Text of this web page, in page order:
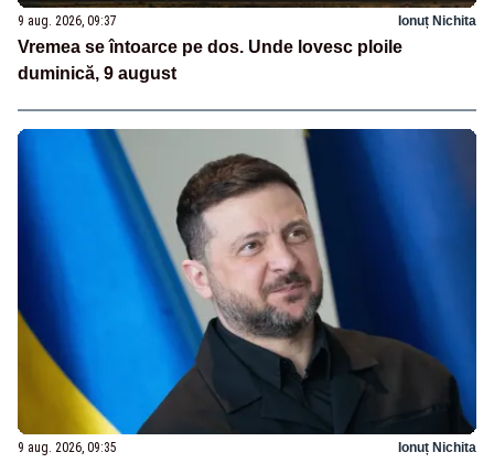
9 aug. 2026, 09:37 Ionuț Nichita
Vremea se întoarce pe dos. Unde lovesc ploile
duminică, 9 august
9 aug. 2026, 09:35 Ionuț Nichita